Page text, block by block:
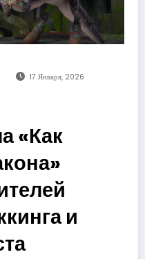
17 Января, 2026
«Как
и